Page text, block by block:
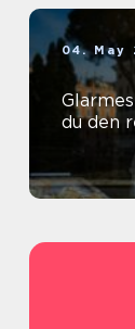
04. May
du den